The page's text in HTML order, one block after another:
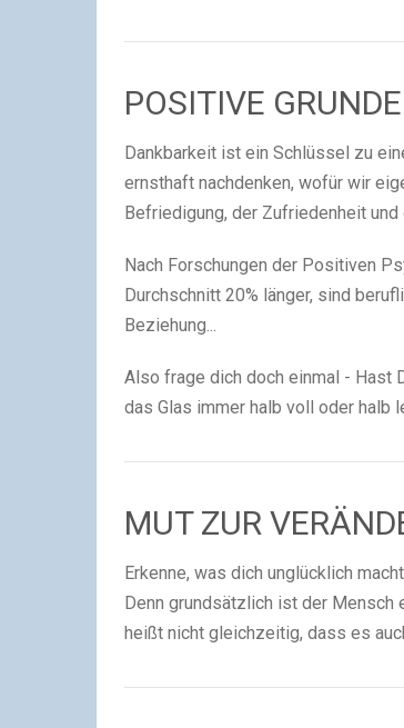
POSITIVE
Dankbarkeit ist ein Schlüssel zu
ernsthaft nachdenken, wofür wir
Befriedigung, der Zufriedenheit und
Nach Forschungen der Positiven
Durchschnitt 20% länger, sind
Beziehung...
Also frage dich doch einmal - Hast
das Glas immer halb voll oder halb
MUT ZUR
Erkenne, was dich unglücklich
Denn grundsätzlich ist der
heißt nicht gleichzeitig, dass es